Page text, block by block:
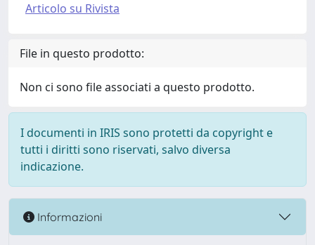
Articolo su Rivista
File in questo prodotto:
Non ci sono file associati a questo prodotto.
I documenti in IRIS sono protetti da copyright e
tutti i diritti sono riservati, salvo diversa
indicazione.
Informazioni